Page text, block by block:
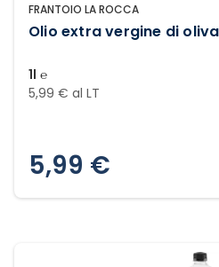
FRANTOIO LA ROCCA
Olio extra vergine di
1l ℮
5,99 € al LT
5,99 €